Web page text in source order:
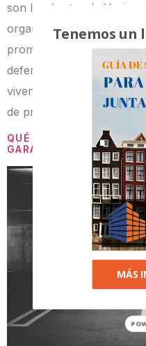
son las Juntas de
organizaciones
promover el desarrollo de
defender y velar por los
viven dentro una
de propietarios es […]
QUÉ HACER SI ALGUIEN
GARAJE
Tenemos un
MÁS